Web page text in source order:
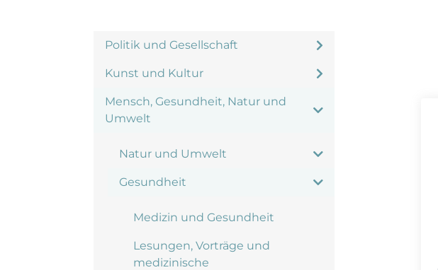
Politik und Gesellschaft
Kunst und Kultur
Mensch, Gesundheit, Natur und
Umwelt
Natur und Umwelt
Gesundheit
Medizin und Gesundheit
Lesungen, Vorträge und
medizinische